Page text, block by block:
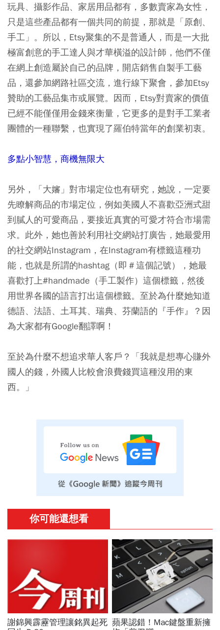
玩具、攝影作品、家居用品都有，多數賣家為女性，
只是這些產品都有一個共同的前提，那就是「原創、
手工」。所以，Etsy聚集的不是普通人，而是一大批
極富創意的手工達人與才華橫溢的設計師，他們不僅
在網上創造屬於自己的品牌，開店銷售自製手工藝
品，還參加網路社區交流，進行線下聚會，參加Etsy
贊助的工藝品集市或展覽。因而，Etsy對賣家的價值
已經不能僅僅用金錢來衡量，它更多的是對手工業者
團體的一種聯繫，也實現了羅伯特當年的創業初衷。
多點小智慧，商機無限大
另外，「大嬸」對市場定位也有研究，她說，一定要
先瞭解商品的市場定位，例如美國人不喜歡亞洲式甜
到膩人的可愛商品，要接近真實的可愛才符合市場需
求。此外，她也善於利用社交網站打廣告，她最愛用
的社交網站Instagram，在Instagram有標籤這種功
能，也就是所謂的hashtag（即＃這個記號），她最
喜歡打上#handmade（手工製作）這個標籤，然後
用世界各國的語言打出這個標籤。至於為什麼她知道
德語、法語、土耳其、瑞典、芬蘭語的『手作』？因
為大家都有Google翻譯啊！
至於為什麼不想追求華人客戶？「我就是想專心賺外
國人的錢，外國人比較會浪費錢買這種沒用的東
西。」